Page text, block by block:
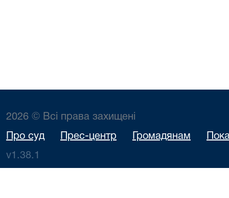
2026 © Всі права захищені
Про суд Прес-центр Громадянам
v1.38.1